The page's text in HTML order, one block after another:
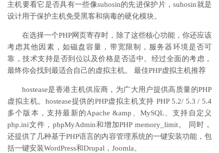
主机要看它是否具有一些像suhosin的先进保护片，suhosin就是
设计用于保护主机免受黑客和病毒的硬化模块。
在选择一个PHP网页寄存时，除了这些核心功能，你还应该
考虑其他因素，如磁盘容量，带宽限制，服务器环境是否可
靠，技术支持是否到位以及价格是否适中。经过全面的考虑，
最终你会找到最适合自己的虚拟主机。 最佳PHP虚拟主机推荐
hostease是香港主机供应商，为广大用户提供高质量的PHP
虚拟主机。hostease提供的PHP虚拟主机支持 PHP 5.2/ 5.3 / 5.4
多个版本，支持最新的Apache &amp、MySQL、支持自定义
php.ini文件，phpMyAdmin和增加PHP memory_limit。 同时，
还提供了几种基于PHP语言的内容管理系统的一键安装功能，包
括一键安装WordPress和Drupal，Joomla。